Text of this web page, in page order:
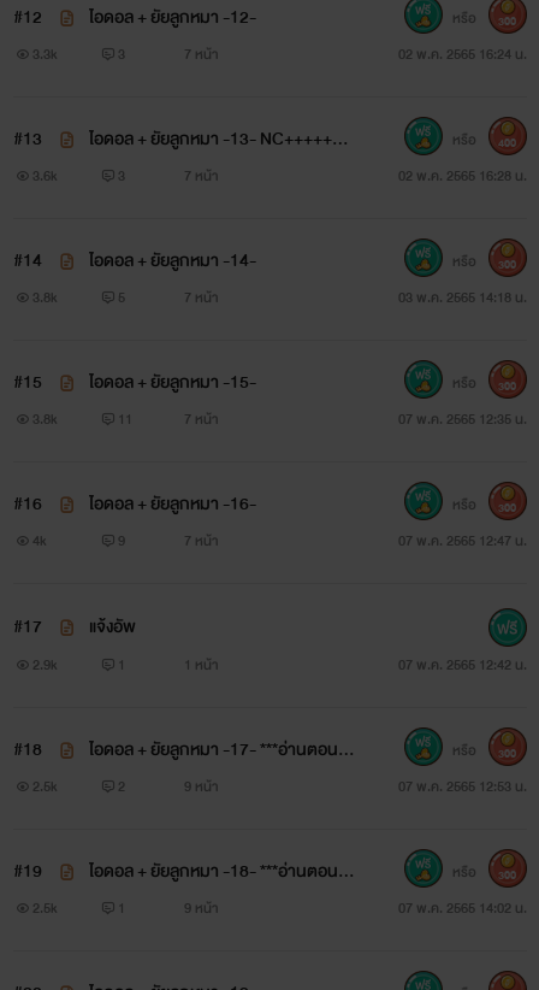
#12 ไอดอล + ยัยลูกหมา -12-
3.3k 3 7 หน้า 02 พ.ค. 2565 16:24 น.
หรือ 300
#13
ไอดอล + ยัยลูกหมา -13- NC+++++++
++++++
3.6k 3 7 หน้า 02 พ.ค. 2565 16:28 น.
หรือ 400
#14 ไอดอล + ยัยลูกหมา -14-
3.8k 5 7 หน้า 03 พ.ค. 2565 14:18 น.
หรือ 300
#15 ไอดอล + ยัยลูกหมา -15-
3.8k 11 7 หน้า 07 พ.ค. 2565 12:35 น.
หรือ 300
#16 ไอดอล + ยัยลูกหมา -16-
4k 9 7 หน้า 07 พ.ค. 2565 12:47 น.
หรือ 300
#17 แจ้งอัพ
2.9k 1 1 หน้า 07 พ.ค. 2565 12:42 น.
#18
ไอดอล + ยัยลูกหมา -17- ***อ่านตอนแจ้
งอัพก่อนซื้อ17นะคะ
2.5k 2 9 หน้า 07 พ.ค. 2565 12:53 น.
หรือ 300
#19
ไอดอล + ยัยลูกหมา -18- ***อ่านตอนแจ้
งอัพก่อนซื้อ18นะคะ
2.5k 1 9 หน้า 07 พ.ค. 2565 14:02 น.
หรือ 300